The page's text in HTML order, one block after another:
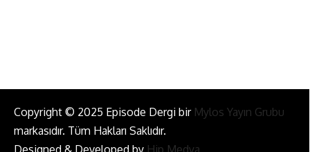
Copyright © 2025 Episode Dergi bir Mylos Yayın Grubu
markasıdır. Tüm Hakları Saklıdır.
Designed & Developed by Hip Medya